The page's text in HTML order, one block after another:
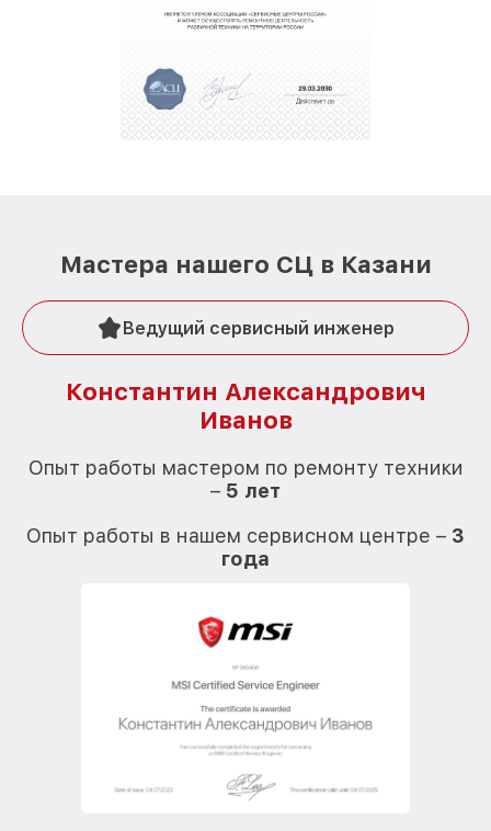
За годы своей деятельности мы получали только
репутацию. Мы постоянно совершенствуемся и
стараемся каждый день делать наш сервис еще
Мастера нашего СЦ в Казани
Ведущий сервисный инженер
Константин Александрович
Иванов
Опыт работы мастером по ремонту техники
– 5 лет
Опыт работы в нашем сервисном центре – 3
года